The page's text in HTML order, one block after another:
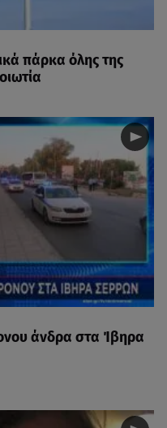
πάρκα όλης της
άνδρα στα Ίβηρα